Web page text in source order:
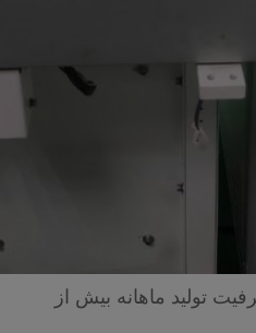
تولید ماهانه بیش از